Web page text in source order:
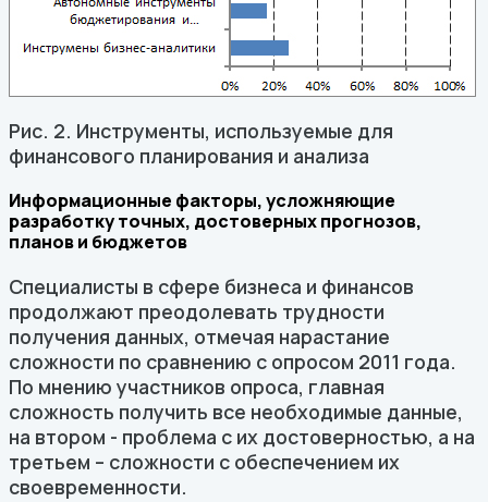
Рис. 2. Инструменты, используемые для
финансового планирования и анализа
Информационные факторы, усложняющие
разработку точных, достоверных прогнозов,
планов и бюджетов
Специалисты в сфере бизнеса и финансов
продолжают преодолевать трудности
получения данных, отмечая нарастание
сложности по сравнению с опросом 2011 года.
По мнению участников опроса, главная
сложность получить все необходимые данные,
на втором - проблема с их достоверностью, а на
третьем – сложности с обеспечением их
своевременности.